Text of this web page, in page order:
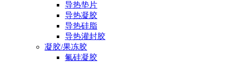
导热垫片
导热凝胶
导热硅脂
导热灌封胶
凝胶/果冻胶
氟硅凝胶